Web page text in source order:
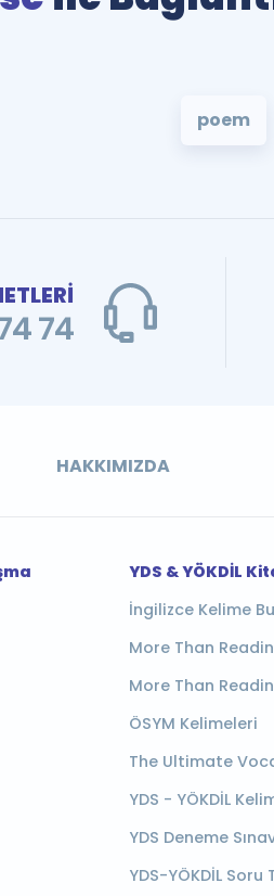
poem
74
HAKKIMIZDA
YDS & YÖKDİL
İngilizce Kelime
More Than
More Than
ÖSYM Kelimeleri
The Ultimate
YDS - YÖKDİL
YDS Deneme
YDS-YÖKDİL Soru